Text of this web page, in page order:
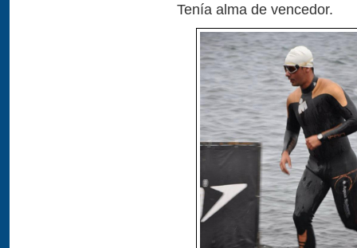
Tenía alma de vencedor.